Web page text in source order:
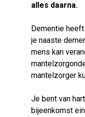
alles daarna.
Dementie
je naaste
mens kan
mantelzorger
Je bent van
bijeenkomst